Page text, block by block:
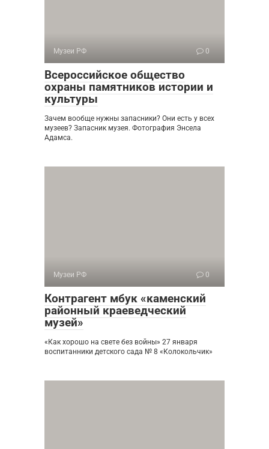
Музеи РФ 0
Всероссийское общество
охраны памятников истории и
культуры
Зачем вообще нужны запасники? Они есть у всех
музеев? Запасник музея. Фотография Энсела
Адамса.
Музеи РФ 0
Контрагент мбук «каменский
районный краеведческий
музей»
«Как хорошо на свете без войны» 27 января
воспитанники детского сада № 8 «Колокольчик»